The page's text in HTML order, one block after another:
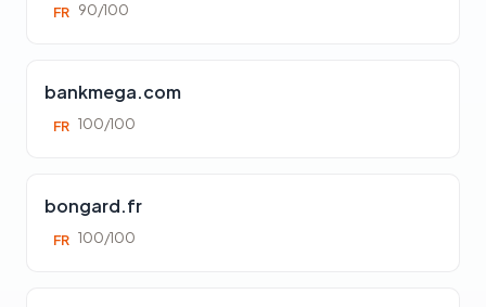
FR 90/100
bankmega.com
FR 100/100
bongard.fr
FR 100/100